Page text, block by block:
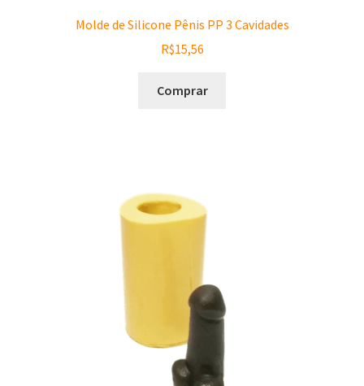
Molde de Silicone Pênis PP 3 Cavidades
R$15,56
Comprar